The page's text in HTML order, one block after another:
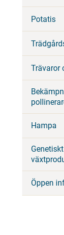
Potatis
Trävaror
Hampa
Öppen